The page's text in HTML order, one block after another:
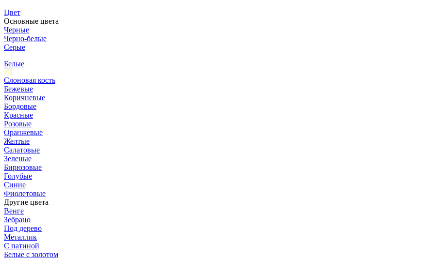
Цвет
Основные цвета
Черные
Черно-белые
Серые
Белые
Слоновая кость
Бежевые
Коричневые
Бордовые
Красные
Розовые
Оранжевые
Желтые
Салатовые
Зеленые
Бирюзовые
Голубые
Синие
Фиолетовые
Другие цвета
Венге
Зебрано
Под дерево
Металлик
С патиной
Белые с золотом